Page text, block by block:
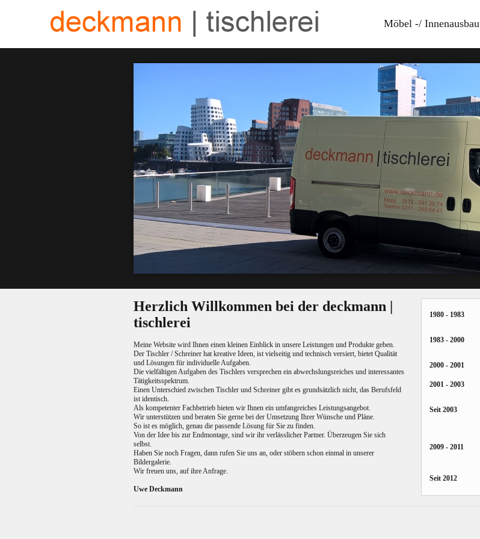
Möbel -/ Innenausbau
1980 - 1983
1983 - 2000
2000 - 2001
2001 - 2003
Seit 2003
2009 - 2011
Seit 2012
Herzlich Willkommen bei der deckmann |
tischlerei
Meine Website wird Ihnen einen kleinen Einblick in unsere Leistungen und Produkte geben.
Der Tischler / Schreiner hat kreative Ideen, ist vielseitig und technisch versiert, bietet Qualität
und Lösungen für individuelle Aufgaben.
Die vielfältigen Aufgaben des Tischlers versprechen ein abwechslungsreiches und interessantes
Tätigkeitsspektrum.
Einen Unterschied zwischen Tischler und Schreiner gibt es grundsätzlich nicht, das Berufsfeld
ist identisch.
Als kompetenter Fachbetrieb bieten wir Ihnen ein umfangreiches Leistungsangebot.
Wir unterstützen und beraten Sie gerne bei der Umsetzung Ihrer Wünsche und Pläne.
So ist es möglich, genau die passende Lösung für Sie zu finden.
Von der Idee bis zur Endmontage, sind wir ihr verlässlicher Partner. Überzeugen Sie sich
selbst.
Haben Sie noch Fragen, dann rufen Sie uns an, oder stöbern schon einmal in unserer
Bildergalerie.
Wir freuen uns, auf ihre Anfrage.
Uwe Deckmann